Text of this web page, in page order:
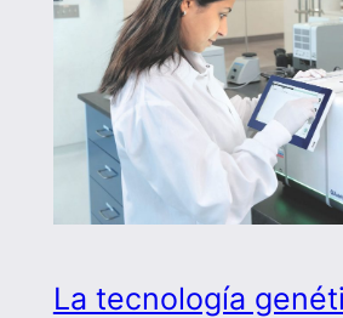
La tecnología